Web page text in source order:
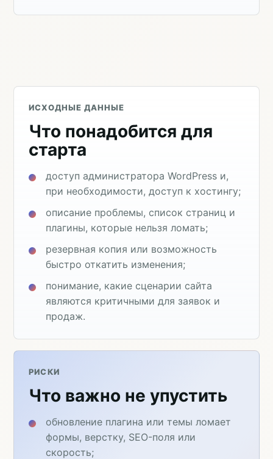
ИСХОДНЫЕ ДАННЫЕ
Что понадобится для
старта
доступ администратора WordPress и,
при необходимости, доступ к хостингу;
описание проблемы, список страниц и
плагины, которые нельзя ломать;
резервная копия или возможность
быстро откатить изменения;
понимание, какие сценарии сайта
являются критичными для заявок и
продаж.
РИСКИ
Что важно не упустить
обновление плагина или темы ломает
формы, верстку, SEO-поля или
скорость;